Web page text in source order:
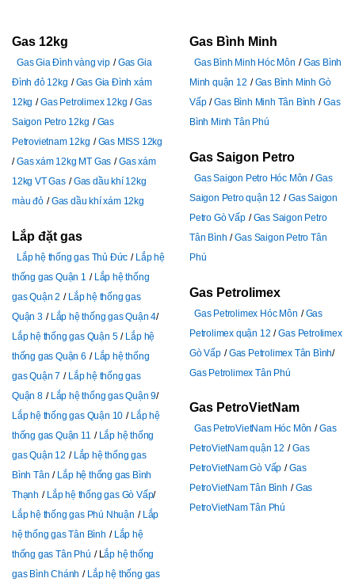
Gas 12kg
Gas Gia Đình vàng vip
Gas Gia
Đình đỏ 12kg
Gas Gia Đình xám
12kg
Gas Petrolimex 12kg
Gas
Saigon Petro 12kg
Gas
Petrovietnam 12kg
Gas MISS 12kg
Gas xám 12kg MT Gas
Gas xám
12kg VT Gas
Gas dầu khí 12kg
màu đỏ
Gas dầu khí xám 12kg
Lắp đặt gas
Lắp hệ thống gas Thủ Đức
Lắp hệ
thống gas Quận 1
Lắp hệ thống
gas Quận 2
Lắp hệ thống gas
Quận 3
Lắp hệ thống gas Quận 4
Lắp hệ thống gas Quận 5
Lắp hệ
thống gas Quận 6
Lắp hệ thống
gas Quận 7
Lắp hệ thống gas
Quận 8
Lắp hệ thống gas Quận 9
Lắp hệ thống gas Quận 10
Lắp hệ
thống gas Quận 11
Lắp hệ thống
gas Quận 12
Lắp hệ thống gas
Bình Tân
Lắp hệ thống gas Bình
Thạnh
Lắp hệ thống gas Gò Vấp
Lắp hệ thống gas Phú Nhuận
Lắp
hệ thống gas Tân Bình
Lắp hệ
thống gas Tân Phú
Lắp hệ thống
gas Bình Chánh
Lắp hệ thống gas
Gas Bình Minh
Gas Bình Minh Hóc Môn
Gas Bình
Minh quận 12
Gas Bình Minh Gò
Vấp
Gas Bình Minh Tân Bình
Gas
Bình Minh Tân Phú
Gas Saigon Petro
Gas Saigon Petro Hóc Môn
Gas
Saigon Petro quận 12
Gas Saigon
Petro Gò Vấp
Gas Saigon Petro
Tân Bình
Gas Saigon Petro Tân
Phú
Gas Petrolimex
Gas Petrolimex Hóc Môn
Gas
Petrolimex quận 12
Gas Petrolimex
Gò Vấp
Gas Petrolimex Tân Bình
Gas Petrolimex Tân Phú
Gas PetroVietNam
Gas PetroVietNam Hóc Môn
Gas
PetroVietNam quận 12
Gas
PetroVietNam Gò Vấp
Gas
PetroVietNam Tân Bình
Gas
PetroVietNam Tân Phú